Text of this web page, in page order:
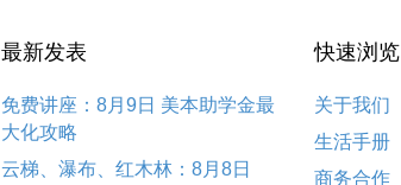
最新发表
免费讲座：8月9日 美本助学金最
大化攻略
云梯、瀑布、红木林：8月8日
快速浏览
关于我们
生活手册
商务合作